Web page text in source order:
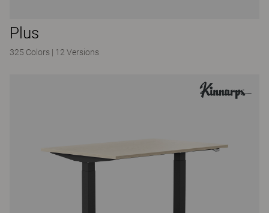
Plus
325 Colors | 12 Versions